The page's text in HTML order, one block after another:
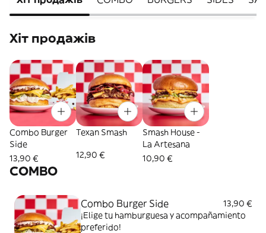
Хіт продажів
Combo Burger
Side
13,90 €
Texan Smash
12,90 €
Smash House -
La Artesana
10,90 €
COMBO
Combo Burger Side
13,90 €
¡Elige tu hamburguesa y acompañamiento
preferido!